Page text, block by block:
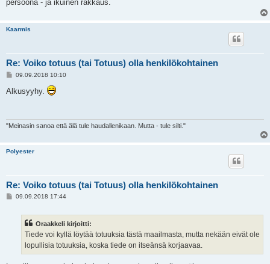
persoona - ja ikuinen rakkaus.
Kaarmis
Re: Voiko totuus (tai Totuus) olla henkilökohtainen
V
e
s
09.09.2018 10:10
Alkusyyhy.
"Meinasin sanoa että älä tule haudallenikaan. Mutta - tule silti."
Polyester
Re: Voiko totuus (tai Totuus) olla henkilökohtainen
V09.09.2018 17:44
Oraakkeli kirjoitti:
Tiede voi kyllä löytää totuuksia tästä maailmasta, mutta nekään eivät ole
lopullisia totuuksia, koska tiede on itseänsä korjaavaa.